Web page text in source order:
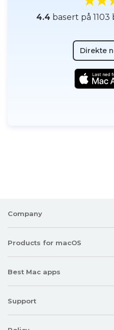
4.4 basert på
Direkte
Company
Products for macOS
Best Mac apps
Support